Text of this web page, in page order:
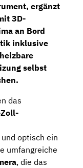
, ergänzt
3D-
an Bord
inklusive
selbst
das
optisch ein
umfangreiche
, die das